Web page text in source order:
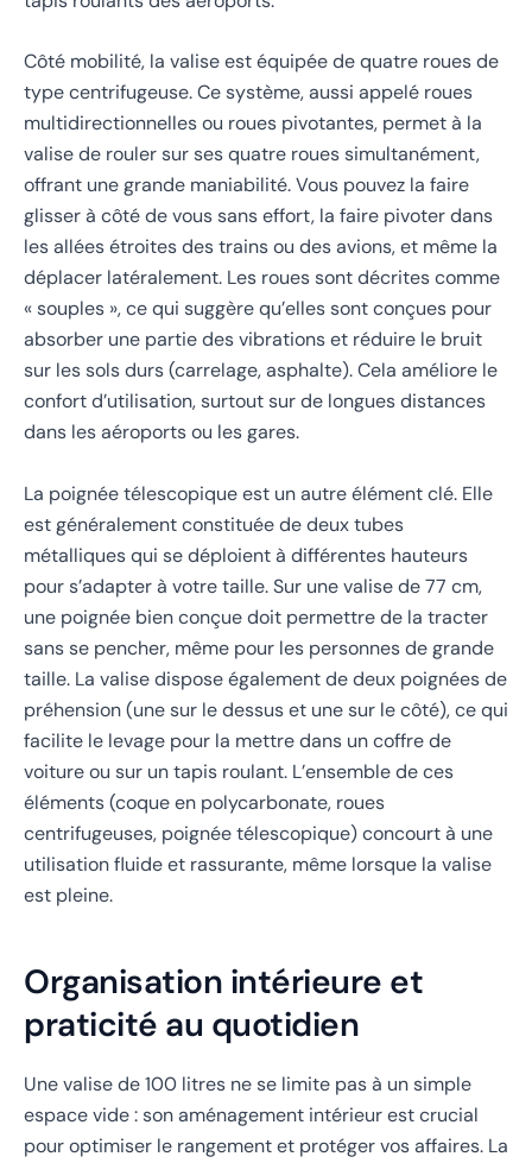
Côté mobilité, la valise est équipée de quatre roues de
type centrifugeuse. Ce système, aussi appelé roues
multidirectionnelles ou roues pivotantes, permet à la
valise de rouler sur ses quatre roues simultanément,
offrant une grande maniabilité. Vous pouvez la faire
glisser à côté de vous sans effort, la faire pivoter dans
les allées étroites des trains ou des avions, et même la
déplacer latéralement. Les roues sont décrites comme
« souples », ce qui suggère qu’elles sont conçues pour
absorber une partie des vibrations et réduire le bruit
sur les sols durs (carrelage, asphalte). Cela améliore le
confort d’utilisation, surtout sur de longues distances
dans les aéroports ou les gares.
La poignée télescopique est un autre élément clé. Elle
est généralement constituée de deux tubes
métalliques qui se déploient à différentes hauteurs
pour s’adapter à votre taille. Sur une valise de 77 cm,
une poignée bien conçue doit permettre de la tracter
sans se pencher, même pour les personnes de grande
taille. La valise dispose également de deux poignées de
préhension (une sur le dessus et une sur le côté), ce qui
facilite le levage pour la mettre dans un coffre de
voiture ou sur un tapis roulant. L’ensemble de ces
éléments (coque en polycarbonate, roues
centrifugeuses, poignée télescopique) concourt à une
utilisation fluide et rassurante, même lorsque la valise
est pleine.
Organisation intérieure et
praticité au quotidien
Une valise de 100 litres ne se limite pas à un simple
espace vide : son aménagement intérieur est crucial
pour optimiser le rangement et protéger vos affaires. La